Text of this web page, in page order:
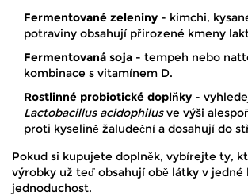
Fermentované zeleniny - kimchi,
potraviny obsahují přirozené kmeny
Fermentovaná soja - tempeh nebo
kombinace s vitamínem D.
Rostlinné probiotické doplňky -
Lactobacillus acidophilusve výši
proti kyselině žaludeční a dosahují do
Pokud si kupujete doplněk, vybírejte ty,
výrobky už teď obsahují obě látky v
jednoduchost.